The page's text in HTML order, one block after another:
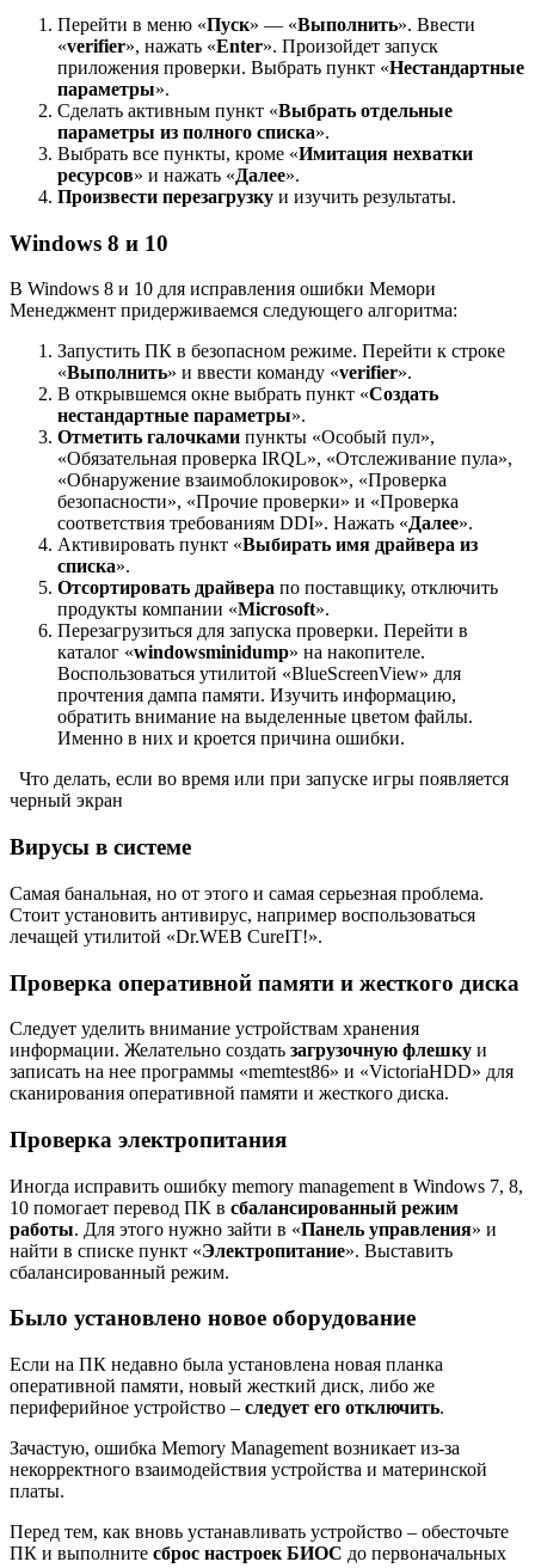
Перейти в меню «Пуск» — «Выполнить». Ввести
«verifier», нажать «Enter». Произойдет запуск
приложения проверки. Выбрать пункт «Нестандартные
параметры».
Сделать активным пункт «Выбрать отдельные
параметры из полного списка».
Выбрать все пункты, кроме «Имитация нехватки
ресурсов» и нажать «Далее».
Произвести перезагрузку и изучить результаты.
Windows 8 и 10
В Windows 8 и 10 для исправления ошибки Мемори
Менеджмент придерживаемся следующего алгоритма:
Запустить ПК в безопасном режиме. Перейти к строке
«Выполнить» и ввести команду «verifier».
В открывшемся окне выбрать пункт «Создать
нестандартные параметры».
Отметить галочками пункты «Особый пул»,
«Обязательная проверка IRQL», «Отслеживание пула»,
«Обнаружение взаимоблокировок», «Проверка
безопасности», «Прочие проверки» и «Проверка
соответствия требованиям DDI». Нажать «Далее».
Активировать пункт «Выбирать имя драйвера из
списка».
Отсортировать драйвера по поставщику, отключить
продукты компании «Microsoft».
Перезагрузиться для запуска проверки. Перейти в
каталог «windowsminidump» на накопителе.
Воспользоваться утилитой «BlueScreenView» для
прочтения дампа памяти. Изучить информацию,
обратить внимание на выделенные цветом файлы.
Именно в них и кроется причина ошибки.
Что делать, если во время или при запуске игры появляется
черный экран
Вирусы в системе
Самая банальная, но от этого и самая серьезная проблема.
Стоит установить антивирус, например воспользоваться
лечащей утилитой «Dr.WEB CureIT!».
Проверка оперативной памяти и жесткого диска
Следует уделить внимание устройствам хранения
информации. Желательно создать загрузочную флешку и
записать на нее программы «memtest86» и «VictoriaHDD» для
сканирования оперативной памяти и жесткого диска.
Проверка электропитания
Иногда исправить ошибку memory management в Windows 7, 8,
10 помогает перевод ПК в сбалансированный режим
работы. Для этого нужно зайти в «Панель управления» и
найти в списке пункт «Электропитание». Выставить
сбалансированный режим.
Было установлено новое оборудование
Если на ПК недавно была установлена новая планка
оперативной памяти, новый жесткий диск, либо же
периферийное устройство – следует его отключить.
Зачастую, ошибка Memory Management возникает из-за
некорректного взаимодействия устройства и материнской
платы.
Перед тем, как вновь устанавливать устройство – обесточьте
ПК и выполните сброс настроек БИОС до первоначальных